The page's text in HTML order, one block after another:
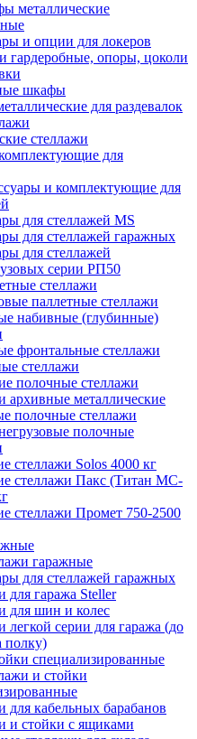
металлические
и опции для локеров
гардеробные, опоры, цоколи
шкафы
для раздевалок
стеллажи
для
и комплектующие для
для стеллажей MS
для стеллажей гаражных
для стеллажей
серии РП50
стеллажи
паллетные стеллажи
набивные (глубинные)
фронтальные стеллажи
стеллажи
полочные стеллажи
архивные металлические
полочные стеллажи
полочные
стеллажи Solos 4000 кг
стеллажи Пакс (Титан МС-
стеллажи Промет 750-2500
гаражные
для стеллажей гаражных
для гаража Steller
для шин и колес
легкой серии для гаража (до
полку)
специализированные
и стойки
для кабельных барабанов
и стойки с ящиками